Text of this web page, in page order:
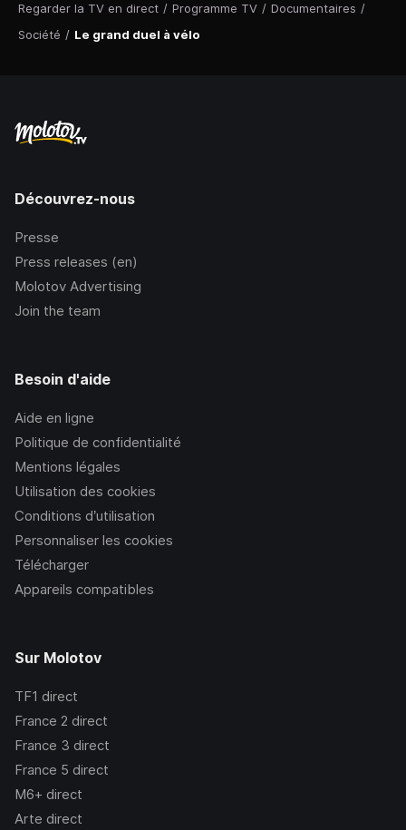
Regarder la TV en direct / Programme TV / Documentaires /
Société / Le grand duel à vélo
Découvrez-nous
Presse
Press releases (en)
Molotov Advertising
Join the team
Besoin d'aide
Aide en ligne
Politique de confidentialité
Mentions légales
Utilisation des cookies
Conditions d’utilisation
Personnaliser les cookies
Télécharger
Appareils compatibles
Sur Molotov
TF1 direct
France 2 direct
France 3 direct
France 5 direct
M6+ direct
Arte direct